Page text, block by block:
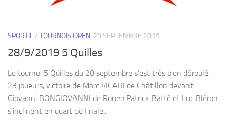
SPORTIF/ TOURNOIS OPEN 29 SEPTEMBRE 2019
28/9/2019 5 Quilles
Le tournoi 5 Quilles du 28 septembre s’est très bien déroulé :
23 joueurs, victoire de Marc VICARI de Châtillon devant
Giovanni BONGIOVANNI de Rouen.Patrick Batté et Luc Bléron
s’inclinent en quart de finale...